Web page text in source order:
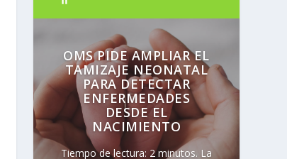
OMS PIDE AMPLIAR EL
TAMIZAJE NEONATAL
PARA DETECTAR
ENFERMEDADES
DESDE EL
NACIMIENTO
Tiempo de lectura: 2 minutos. La